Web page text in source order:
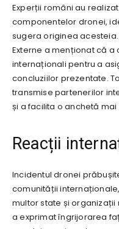
Experții români au
componentelor dronei,
sugera originea
Externe a menționat că
internaționali pentru a
concluziilor prezentate.
transmise partenerilor
și a facilita o anchetă
Reacții
Incidentul dronei
comunității
multor state și organizații
a exprimat îngrijorarea